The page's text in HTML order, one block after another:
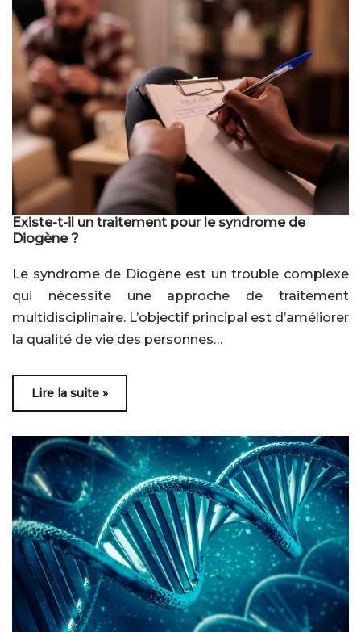
Existe-t-il un traitement pour le syndrome de
Diogène ?
Le syndrome de Diogène est un trouble complexe
qui nécessite une approche de traitement
multidisciplinaire. L’objectif principal est d’améliorer
la qualité de vie des personnes…
Lire la suite »